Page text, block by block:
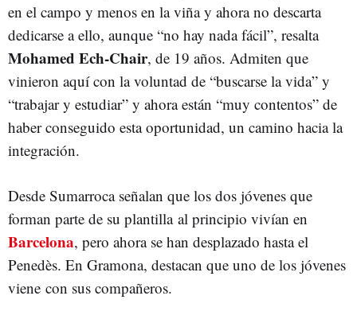
en el campo y menos en la viña y ahora no descarta
dedicarse a ello, aunque “no hay nada fácil”, resalta
Mohamed Ech-Chair, de 19 años. Admiten que
vinieron aquí con la voluntad de “buscarse la vida” y
“trabajar y estudiar” y ahora están “muy contentos” de
haber conseguido esta oportunidad, un camino hacia la
integración.
Desde Sumarroca señalan que los dos jóvenes que
forman parte de su plantilla al principio vivían en
Barcelona, pero ahora se han desplazado hasta el
Penedès. En Gramona, destacan que uno de los jóvenes
viene con sus compañeros.